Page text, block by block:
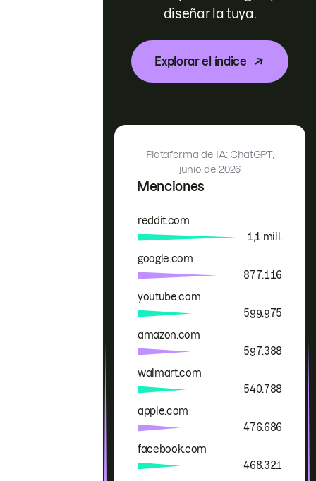
diseñar la tuya.
Explorar el índice
Menciones
Plataforma de IA: ChatGPT,
junio de 2026
Marca Menciones
reddit.com
1,1 mill.
google.com
877.116
youtube.com
599.975
amazon.com
597.388
walmart.com
540.788
apple.com
476.686
facebook.com
468.321